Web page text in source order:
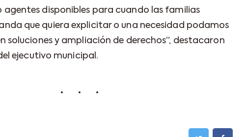
agentes disponibles para cuando las familias
que quiera explicitar o una necesidad podamos
soluciones y ampliación de derechos”, destacaron
ejecutivo municipal.